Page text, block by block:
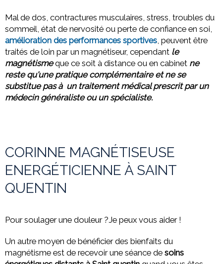
Mal de dos, contractures musculaires, stress, troubles du
sommeil, état de nervosité ou perte de confiance en soi,
amélioration des performances sportives, peuvent être
traités de loin par un magnétiseur, cependant le
magnétismeque ce soit à distance ou en cabinet ne
reste qu'une pratique complémentaire et ne se
substitue pas à un traitement médical prescrit par un
médecin généraliste ou un spécialiste.
CORINNE MAGNÉTISEUSE
ENERGÉTICIENNE À SAINT
QUENTIN
Pour soulager une douleur ?Je peux vous aider !
Un autre moyen de bénéficier des bienfaits du
magnétisme est de recevoir une séance de soins